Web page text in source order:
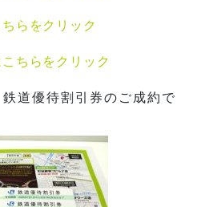
らをクリック
ちらをクリック
道優待割引券のご成約で